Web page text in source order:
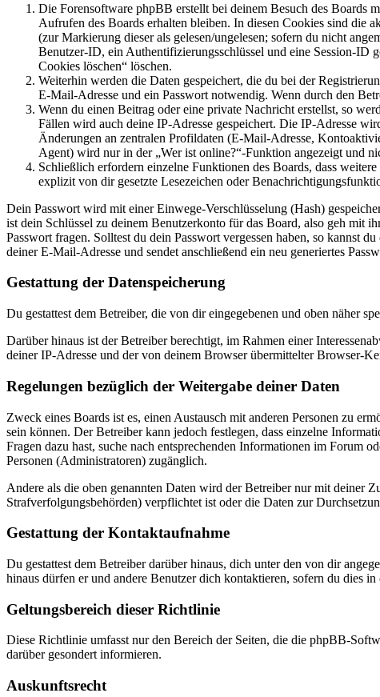
Die Forensoftware phpBB erstellt bei deinem Besuch des Boards
Aufrufen des Boards erhalten bleiben. In diesen Cookies sind die
(zur Markierung dieser als gelesen/ungelesen; sofern du nicht
Benutzer-ID, ein Authentifizierungsschlüssel und eine Session-ID
Cookies löschen“ löschen.
Weiterhin werden die Daten gespeichert, die du bei der
E-Mail-Adresse und ein Passwort notwendig. Wenn durch den
Wenn du einen Beitrag oder eine private Nachricht erstellst, so
Fällen wird auch deine IP-Adresse gespeichert. Die IP-Adresse
Änderungen an zentralen Profildaten (E-Mail-Adresse,
Agent) wird nur in der „Wer ist online?“-Funktion angezeigt und
Schließlich erfordern einzelne Funktionen des Boards, dass
explizit von dir gesetzte Lesezeichen oder
Dein Passwort wird mit einer Einwege-Verschlüsselung (Hash)
ist dein Schlüssel zu deinem Benutzerkonto für das Board, also geh mit
Passwort fragen. Solltest du dein Passwort vergessen haben, so kannst
deiner E-Mail-Adresse und sendet anschließend ein neu generiertes
Gestattung der Datenspeicherung
Du gestattest dem Betreiber, die von dir eingegebenen und oben näher
Darüber hinaus ist der Betreiber berechtigt, im Rahmen einer
deiner IP-Adresse und der von deinem Browser übermittelter Browser-
Regelungen bezüglich der Weitergabe deiner Daten
Zweck eines Boards ist es, einen Austausch mit anderen Personen zu
sein können. Der Betreiber kann jedoch festlegen, dass einzelne
Fragen dazu hast, suche nach entsprechenden Informationen im Forum
Personen (Administratoren) zugänglich.
Andere als die oben genannten Daten wird der Betreiber nur mit deiner
Strafverfolgungsbehörden) verpflichtet ist oder die Daten zur
Gestattung der Kontaktaufnahme
Du gestattest dem Betreiber darüber hinaus, dich unter den von dir
hinaus dürfen er und andere Benutzer dich kontaktieren, sofern du dies
Geltungsbereich dieser Richtlinie
Diese Richtlinie umfasst nur den Bereich der Seiten, die die phpBB-
darüber gesondert informieren.
Auskunftsrecht